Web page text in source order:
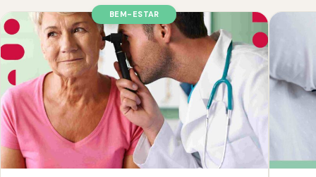
BEM-ESTAR